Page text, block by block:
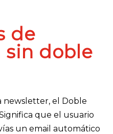
de
sin doble
newsletter, el Doble
que el usuario
un email automático